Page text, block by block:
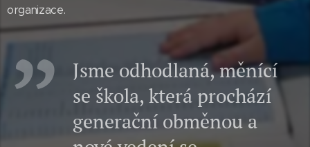
organizace.
Jsme odhodlaná, měnící
se škola, která prochází
generační obměnou a